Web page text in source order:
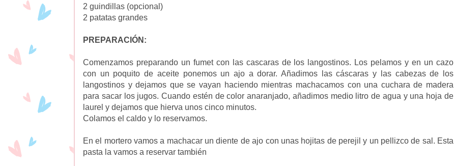
2 guindillas (opcional)
2 patatas grandes
PREPARACIÓN:
Comenzamos preparando un fumet con las cascaras de los langostinos. Los pelamos y en un cazo
con un poquito de aceite ponemos un ajo a dorar. Añadimos las cáscaras y las cabezas de los
langostinos y dejamos que se vayan haciendo mientras machacamos con una cuchara de madera
para sacar los jugos. Cuando estén de color anaranjado, añadimos medio litro de agua y una hoja de
laurel y dejamos que hierva unos cinco minutos.
Colamos el caldo y lo reservamos.
En el mortero vamos a machacar un diente de ajo con unas hojitas de perejil y un pellizco de sal. Esta
pasta la vamos a reservar también